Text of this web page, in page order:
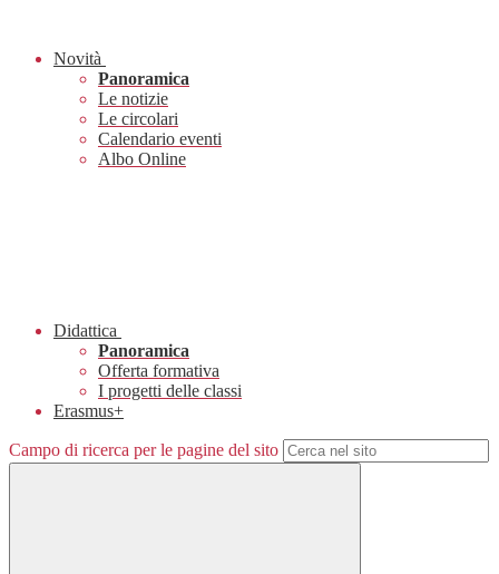
Novità
Panoramica
Le notizie
Le circolari
Calendario eventi
Albo Online
Didattica
Panoramica
Offerta formativa
I progetti delle classi
Erasmus+
Campo di ricerca per le pagine del sito